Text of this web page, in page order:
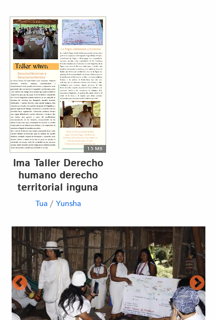
1.5 MB
Ima Taller Derecho
humano derecho
territorial inguna
Tua/ Yunsha